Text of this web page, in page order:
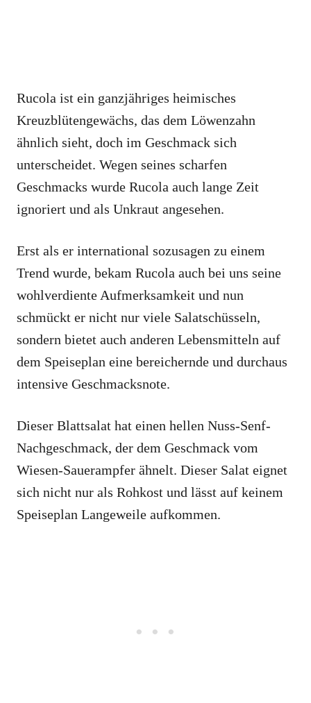
Rucola ist ein ganzjähriges heimisches
Kreuzblütengewächs, das dem Löwenzahn
ähnlich sieht, doch im Geschmack sich
unterscheidet. Wegen seines scharfen
Geschmacks wurde Rucola auch lange Zeit
ignoriert und als Unkraut angesehen.
Erst als er international sozusagen zu einem
Trend wurde, bekam Rucola auch bei uns seine
wohlverdiente Aufmerksamkeit und nun
schmückt er nicht nur viele Salatschüsseln,
sondern bietet auch anderen Lebensmitteln auf
dem Speiseplan eine bereichernde und durchaus
intensive Geschmacksnote.
Dieser Blattsalat hat einen hellen Nuss-Senf-
Nachgeschmack, der dem Geschmack vom
Wiesen-Sauerampfer ähnelt. Dieser Salat eignet
sich nicht nur als Rohkost und lässt auf keinem
Speiseplan Langeweile aufkommen.